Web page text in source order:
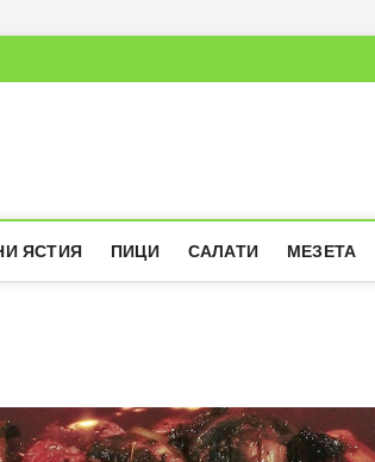
ЯСТИЯ ПИЦИ САЛАТИ МЕЗЕТА